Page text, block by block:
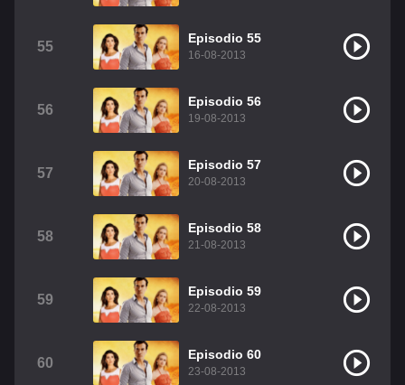
55
Episodio 55
16-08-2013
56
Episodio 56
19-08-2013
57
Episodio 57
20-08-2013
58
Episodio 58
21-08-2013
59
Episodio 59
22-08-2013
60
Episodio 60
23-08-2013